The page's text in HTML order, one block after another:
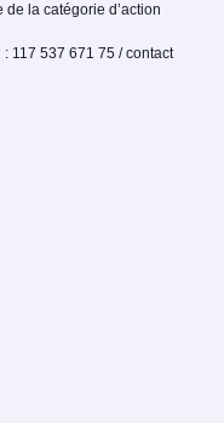
la catégorie d’action
117 537 671 75 / contact